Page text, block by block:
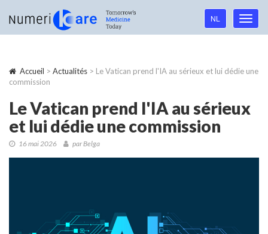
Language
navigation
NL
Accueil > Actualités > Le Vatican prend l'IA au sérieux et lui dédie une
commission
Le Vatican prend l'IA au sérieux
et lui dédie une commission
16 mai 2026 par Belga